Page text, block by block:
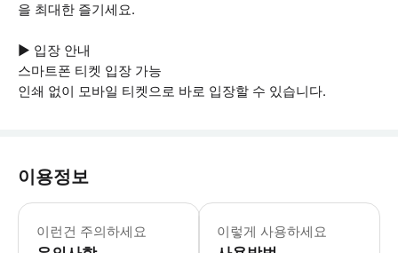
을 최대한 즐기세요.
▶ 입장 안내
스마트폰 티켓 입장 가능
인쇄 없이 모바일 티켓으로 바로 입장할 수 있습니다.
이용정보
이런건 주의하세요 이렇게 사용하세요